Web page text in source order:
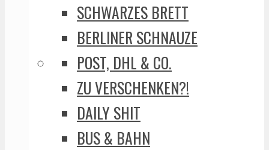
SCHWARZES BRETT
BERLINER SCHNAUZE
POST, DHL & CO.
ZU VERSCHENKEN?!
DAILY SHIT
BUS & BAHN